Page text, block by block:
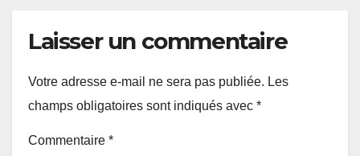
Laisser un commentaire
Votre adresse e-mail ne sera pas publiée. Les
champs obligatoires sont indiqués avec *
Commentaire *